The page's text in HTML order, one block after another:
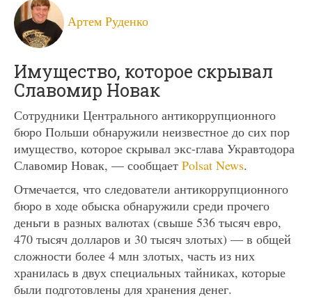
Артем Руденко
Имущество, которое скрывал
Славомир Новак
Сотрудники Центрального антикоррупционного
бюро Польши обнаружили неизвестное до сих пор
имущество, которое скрывал экс-глава Укравтодора
Славомир Новак, — сообщает Polsat News.
Отмечается, что следователи антикоррупционного
бюро в ходе обыска обнаружили среди прочего
деньги в разных валютах (свыше 536 тысяч евро,
470 тысяч долларов и 30 тысяч злотых) — в общей
сложности более 4 млн злотых, часть из них
хранилась в двух специальных тайниках, которые
были подготовлены для хранения денег.